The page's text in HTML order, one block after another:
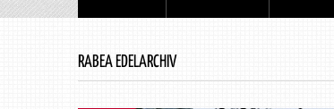
RABEA EDELARCHIV